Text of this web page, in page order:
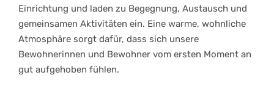
Einrichtung und laden zu Begegnung, Austausch und
gemeinsamen Aktivitäten ein. Eine warme, wohnliche
Atmosphäre sorgt dafür, dass sich unsere
Bewohnerinnen und Bewohner vom ersten Moment an
gut aufgehoben fühlen.